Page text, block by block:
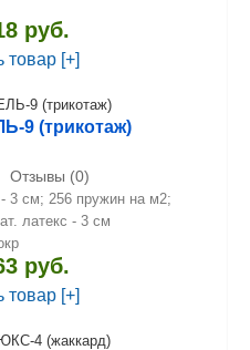
руб.
товар [+]
9 (трикотаж)
Отзывы (0)
3 см; 256 пружин на м2;
латекс - 3 см
руб.
товар [+]